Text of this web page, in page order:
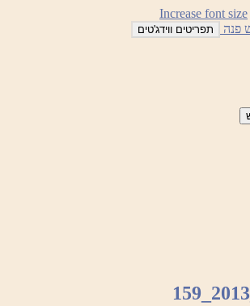
Increase font size
תפריטים ווידג'טים